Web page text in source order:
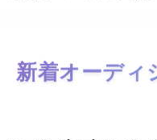
新着オーディ